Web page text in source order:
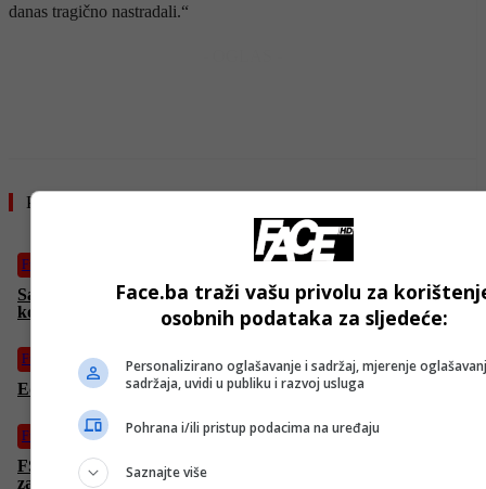
danas tragično nastradali.“
Pročitajte još
Fudbal
Saopštenje Liverpoola nakon pogibije Jote dovoljno govori o
količini tuge u klubu
Fudbal
Edin Džeko se oprostio od Dioga Jote emotivnom objavom
Fudbal
FS Portugala: Diogo Jota je bio izuzetna osoba, već smo imali
zahtjev prema UEFA
Face.ba traži vašu privolu za
osobnih podataka za sljedeće:
Personalizirano oglašavanje i sadržaj, mjerenje
sadržaja, uvidi u publiku i razvoj usluga
Pohrana i/ili pristup podacima na uređaju
Saznajte više